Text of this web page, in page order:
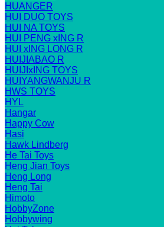
HUANGER
HUI DUO TOYS
HUI NA TOYS
HUI PENG xING R
HUI xING LONG R
HUIJIABAO R
HUIJIxING TOYS
HUIYANGWANJU R
HWS TOYS
HYL
Hangar
Happy Cow
Hasi
Hawk Lindberg
He Tai Toys
Heng Jian Toys
Heng Long
Heng Tai
Himoto
HobbyZone
Hobbywing